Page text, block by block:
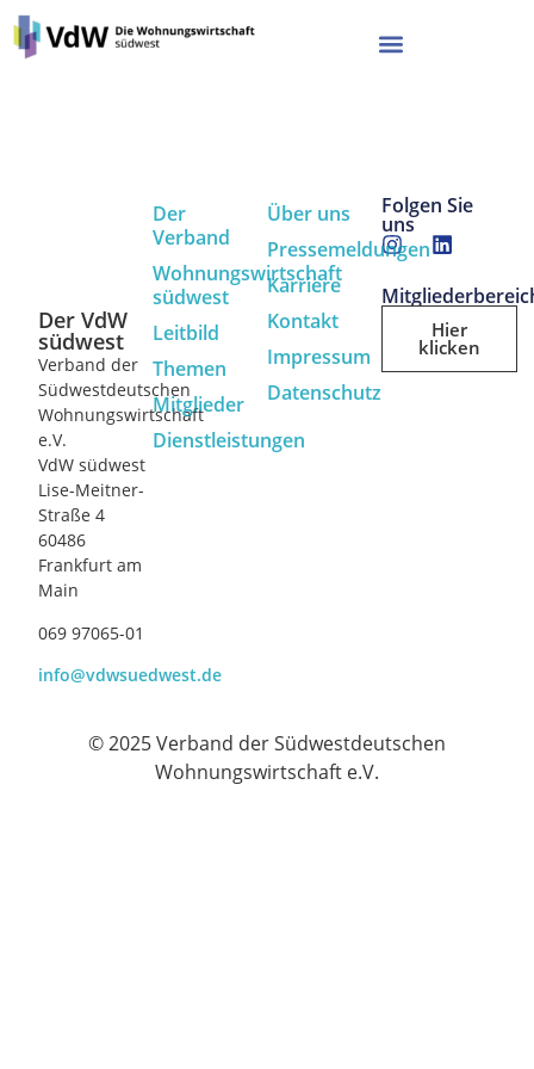
Der VdW
südwest
Verband der
Südwestdeutschen
Wohnungswirtschaft
e.V.
VdW südwest
Lise-Meitner-
Straße 4
60486
Frankfurt am
Main
069 97065-01
info@vdwsuedwest.de
Der
Verband
Wohnungswirtschaft
südwest
Leitbild
Themen
Mitglieder
Dienstleistungen
Über uns
Pressemeldungen
Karriere
Kontakt
Impressum
Datenschutz
Folgen Sie
uns
Hier
klicken
© 2025 Verband der Südwestdeutschen
Wohnungswirtschaft e.V.